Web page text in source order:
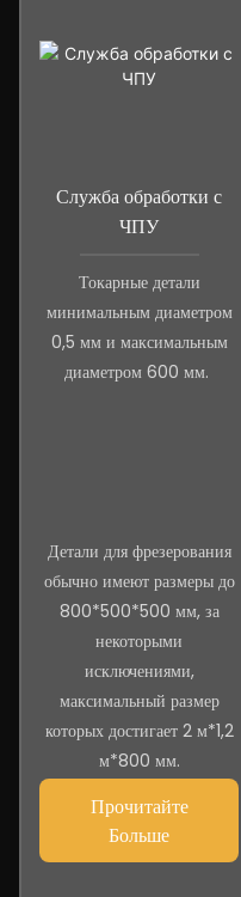
Служба обработки с
ЧПУ
Токарные детали
минимальным диаметром
0,5 мм и максимальным
диаметром 600 мм.
Детали для фрезерования
обычно имеют размеры до
800*500*500 мм, за
некоторыми
исключениями,
максимальный размер
которых достигает 2 м*1,2
м*800 мм.
Прочитайте
Больше